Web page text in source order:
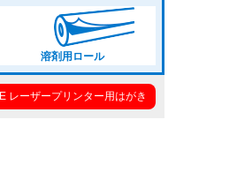
溶剤用ロール
レーザープリンター用はがき